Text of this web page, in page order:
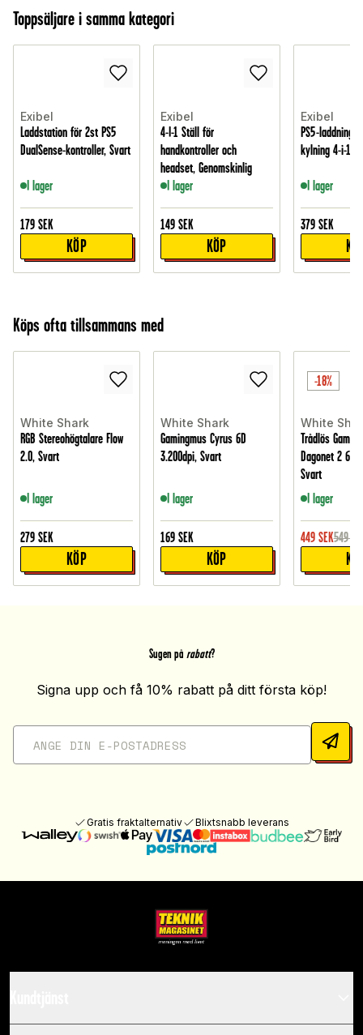
Toppsäljare i samma kategori
Exibel
Laddstation för 2st PS5
DualSense-kontroller, Svart
I lager
179 SEK
KÖP
Exibel
4-I-1 Ställ för
handkontroller och
headset, Genomskinlig
I lager
149 SEK
KÖP
Exibel
PS5-
kylning 4-i-1,
I lager
379 SEK
Köps ofta tillsammans med
White Shark
RGB Stereohögtalare Flow
2.0, Svart
I lager
279 SEK
KÖP
White Shark
Gamingmus Cyrus 6D
3.200dpi, Svart
I lager
169 SEK
KÖP
-18%
White
Trådlös
Dagonet 2 6D
Svart
I lager
449 SEK549
Sugen på rabatt?
Signa upp och få 10% rabatt på ditt första köp!
Gratis fraktalternativ Blixtsnabb leverans